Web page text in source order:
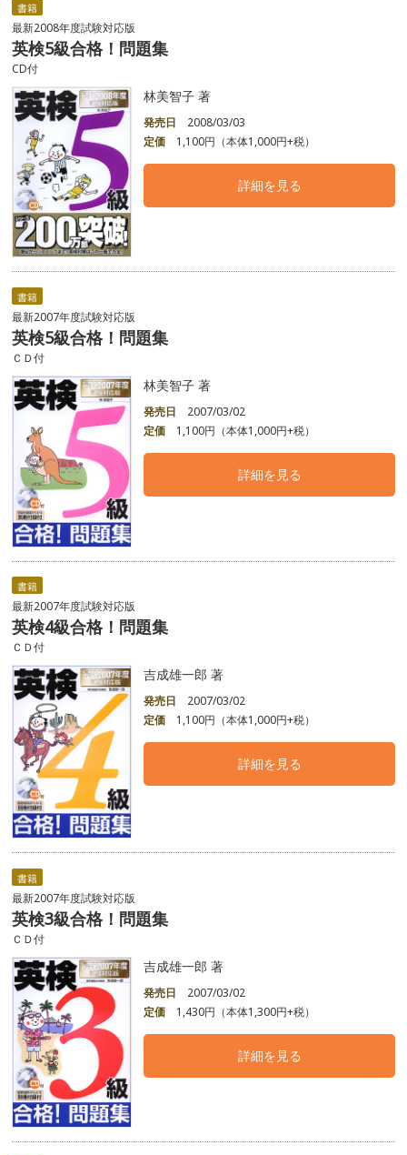
書籍
最新2008年度試験対応版
英検5級合格！問題集
CD付
林美智子 著
発売日
2008/03/03
定価
1,100円（本体1,000円+税）
詳細を見る
書籍
最新2007年度試験対応版
英検5級合格！問題集
ＣＤ付
林美智子 著
発売日
2007/03/02
定価
1,100円（本体1,000円+税）
詳細を見る
書籍
最新2007年度試験対応版
英検4級合格！問題集
ＣＤ付
吉成雄一郎 著
発売日
2007/03/02
定価
1,100円（本体1,000円+税）
詳細を見る
書籍
最新2007年度試験対応版
英検3級合格！問題集
ＣＤ付
吉成雄一郎 著
発売日
2007/03/02
定価
1,430円（本体1,300円+税）
詳細を見る